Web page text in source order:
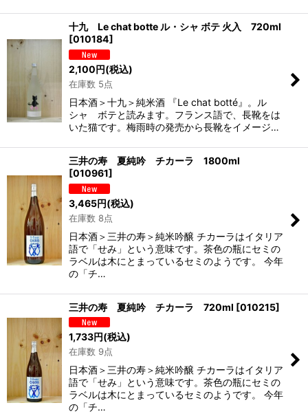
十九 Le chat botte ル・シャ ボテ 火入 720ml
[010184]
2,100円(税込)
在庫数 5点
日本酒＞十九＞純米酒 『Le chat botté』。ル
シャ ボテと読みます。フランス語で、長靴をは
いた猫です。梅雨時の発売から長靴をイメージ…
三井の寿 夏純吟 チカーラ 1800ml
[010961]
3,465円(税込)
在庫数 8点
日本酒＞三井の寿＞純米吟醸 チカーラはイタリア
語で「せみ」という意味です。茶色の瓶にセミの
ラベルは木にとまっているセミのようです。 今年
の「チ…
三井の寿 夏純吟 チカーラ 720ml [010215]
1,733円(税込)
在庫数 9点
日本酒＞三井の寿＞純米吟醸 チカーラはイタリア
語で「せみ」という意味です。茶色の瓶にセミの
ラベルは木にとまっているセミのようです。 今年
の「チ…